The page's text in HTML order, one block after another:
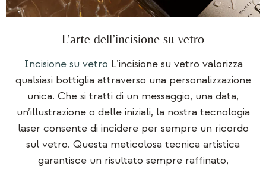
L’arte dell’incisione su vetro
Incisione su vetro L’incisione su vetro valorizza
qualsiasi bottiglia attraverso una personalizzazione
unica. Che si tratti di un messaggio, una data,
un’illustrazione o delle iniziali, la nostra tecnologia
laser consente di incidere per sempre un ricordo
sul vetro. Questa meticolosa tecnica artistica
garantisce un risultato sempre raffinato,